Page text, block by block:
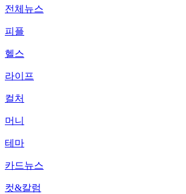
전체뉴스
피플
헬스
라이프
컬처
머니
테마
카드뉴스
컷&칼럼